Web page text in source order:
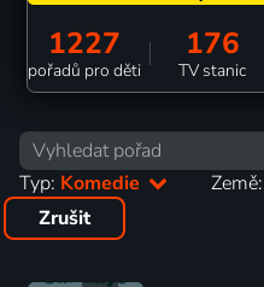
1227
pořadů pro děti
176
TV stanic
Typ: Komedie Země:
Zrušit